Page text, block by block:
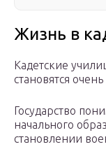
Жизнь в
Кадетские
становятся
Государство
начального
становлении